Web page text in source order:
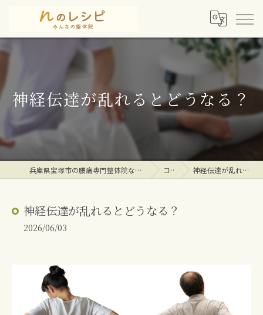
神経伝達が乱れるとどうなる？
兵庫県宝塚市の腰痛専門整体院ならｎのレシピみんなの整体院 コラム 神経伝達が乱れるとどうなる？
神経伝達が乱れるとどうなる？
2026/06/03